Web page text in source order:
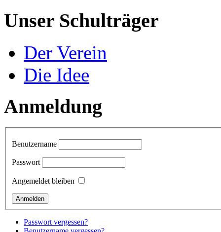
Unser Schulträger
Der Verein
Die Idee
Anmeldung
Benutzername
Passwort
Angemeldet bleiben
Passwort vergessen?